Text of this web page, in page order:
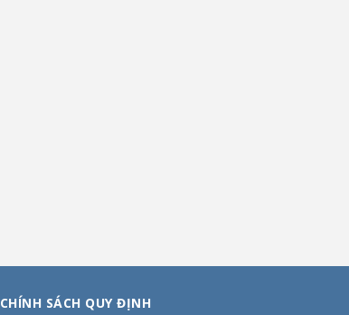
CHÍNH SÁCH QUY ĐỊNH